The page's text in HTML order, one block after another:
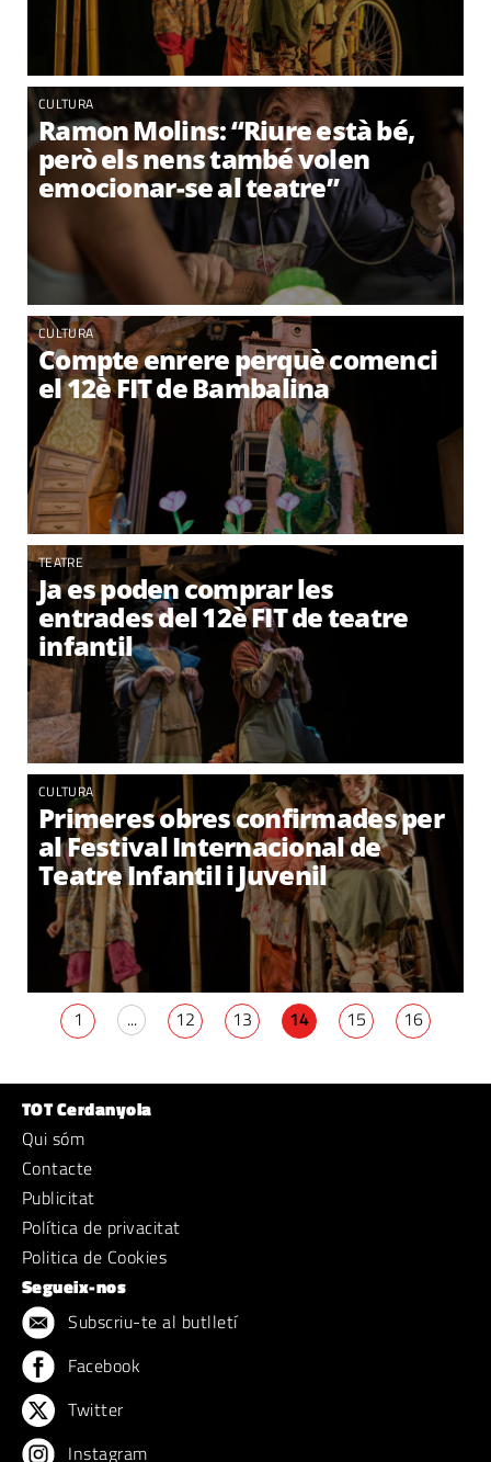
CULTURA
Ramon Molins: “Riure està bé,
però els nens també volen
emocionar-se al teatre”
CULTURA
Compte enrere perquè comenci
el 12è FIT de Bambalina
TEATRE
Ja es poden comprar les
entrades del 12è FIT de teatre
infantil
CULTURA
Primeres obres confirmades per
al Festival Internacional de
Teatre Infantil i Juvenil
1 ... 12 13 14 15 16
TOT Cerdanyola
Qui sóm
Contacte
Publicitat
Política de privacitat
Politica de Cookies
Segueix-nos
Subscriu-te al butlletí
Facebook
Twitter
Instagram